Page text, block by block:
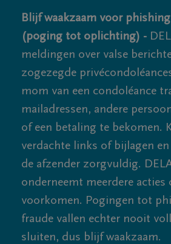
Blijf waakzaam voor
(poging tot oplichting) -
meldingen over valse
zogezegde
mom van een condoléance
mailadressen, andere
of een betaling te bekomen.
verdachte links of bijlagen
de afzender zorgvuldig.
onderneemt meerdere
voorkomen. Pogingen tot
fraude vallen echter nooit
sluiten, dus blijf waakzaam.